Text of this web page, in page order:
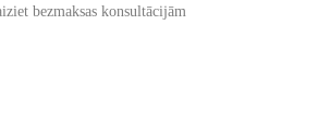
bezmaksas konsultācijām